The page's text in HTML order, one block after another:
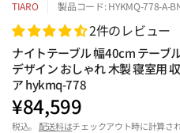
TIARO 製品コード: HYKMQ-778-A-
2件のレビュー
ナイトテーブル 幅40cm テーブ
デザイン おしゃれ 木製 寝室用
ア hykmq-778
¥84,599
税込。 配送料はチェックアウト時に計算され